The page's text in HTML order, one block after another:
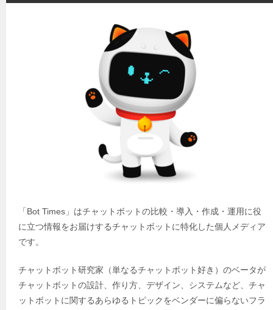
「Bot Times」はチャットボットの比較・導入・作成・運用に役
に立つ情報をお届けするチャットボットに特化した個人メディア
です。
チャットボット研究家（単なるチャットボット好き）のベータが
チャットボットの設計、作り方、デザイン、システムなど、チャ
ットボットに関するあらゆるトピックをベンダーに偏らないフラ